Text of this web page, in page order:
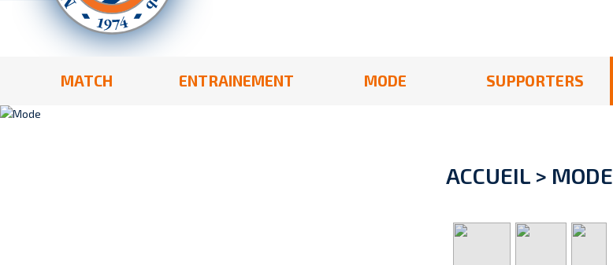
MATCH ENTRAINEMENT MODE SUPPORTERS
ACCUEIL > MODE